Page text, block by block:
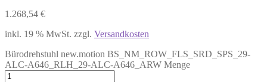
1.268,54 €
inkl. 19 % MwSt. zzgl. Versandkosten
Bürodrehstuhl new.motion BS_NM_ROW_FLS_SRD_SPS_29-
ALC-A646_RLH_29-ALC-A646_ARW Menge